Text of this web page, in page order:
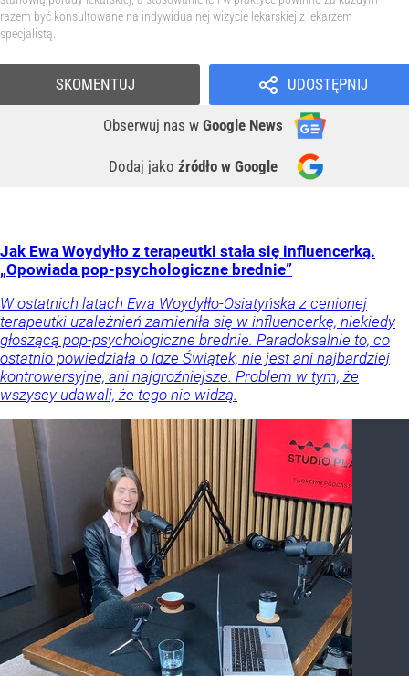
razem być konsultowane na indywidualnej wizycie lekarskiej z lekarzem
specjalistą.
UDOSTĘPNIJ
Obserwuj nas w Google News
Dodaj jako źródło w Google
SKOMENTUJ
Jak Ewa Woydyłło z terapeutki stała się influencerką.
„Opowiada pop-psychologiczne brednie”
W ostatnich latach Ewa Woydyłło-Osiatyńska z cenionej
terapeutki uzależnień zamieniła się w influencerkę, niekiedy
głoszącą pop-psychologiczne brednie. Paradoksalnie to, co
ostatnio powiedziała o Idze Świątek, nie jest ani najbardziej
kontrowersyjne, ani najgroźniejsze. Problem w tym, że
wszyscy udawali, że tego nie widzą.